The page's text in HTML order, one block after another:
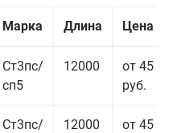
Марка Длина Цена
Ст3пс/
сп5
12000
от 45
руб.
Ст3пс/
12000
от 45